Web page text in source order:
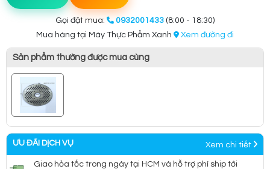
Gọi đặt mua: 0932001433 (8:00 - 18:30)
Mua hàng tại Máy Thực Phẩm Xanh
Xem đường đi
Sản phẩm thường được mua cùng
ƯU ĐÃI DỊCH VỤ Xem chi tiết
Giao hỏa tốc trong ngày tại HCM và hỗ trợ phí ship tới